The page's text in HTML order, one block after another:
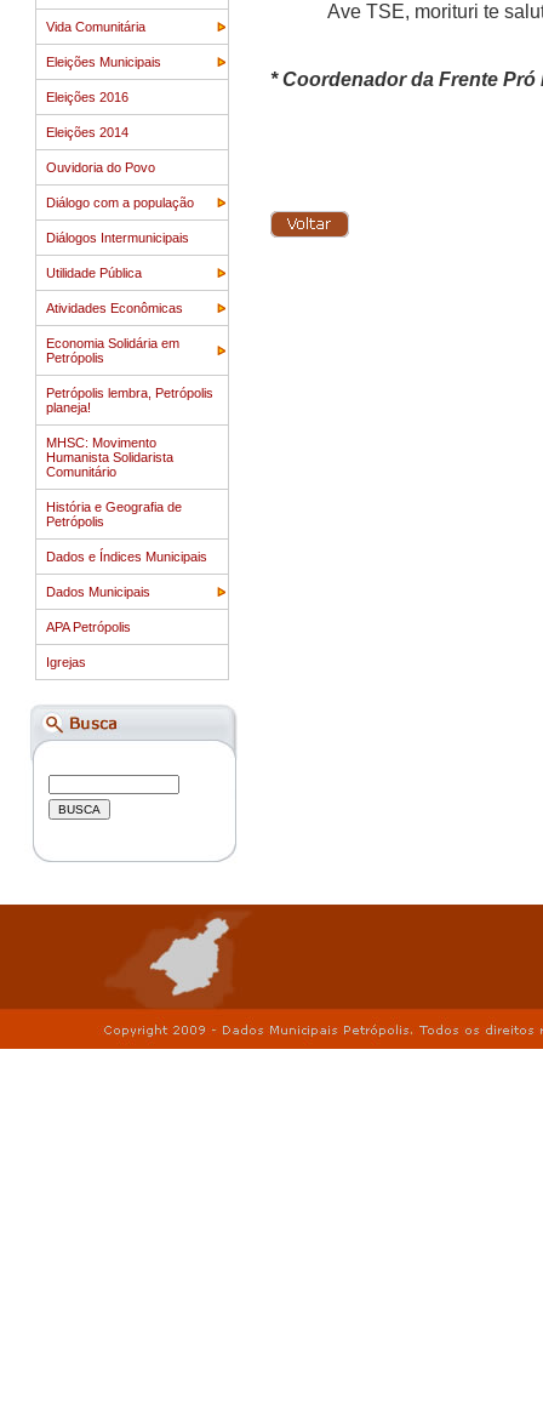
Vida Comunitária
Eleições Municipais
Eleições 2016
Eleições 2014
Ouvidoria do Povo
Diálogo com a população
Diálogos Intermunicipais
Utilidade Pública
Atividades Econômicas
Economia Solidária em
Petrópolis
Petrópolis lembra, Petrópolis
planeja!
MHSC: Movimento
Humanista Solidarista
Comunitário
História e Geografia de
Petrópolis
Dados e Índices Municipais
Dados Municipais
APA Petrópolis
Igrejas
Ave TSE, morituri te
* Coordenador da Frente Pró